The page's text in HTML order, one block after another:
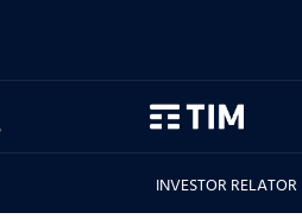
INVESTOR RELATOR